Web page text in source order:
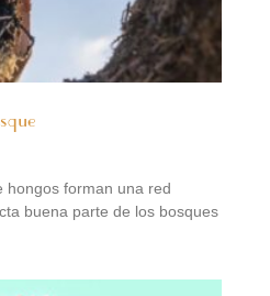
hongos forman una red
buena parte de los bosques